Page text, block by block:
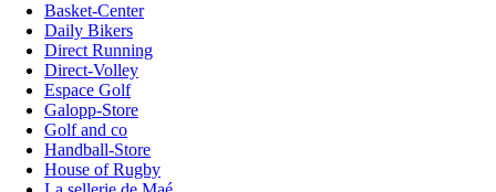
Basket-Center
Daily Bikers
Direct Running
Direct-Volley
Espace Golf
Galopp-Store
Golf and co
Handball-Store
House of Rugby